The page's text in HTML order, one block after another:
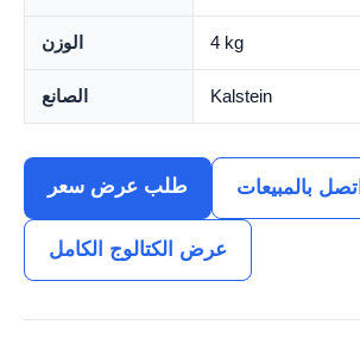
الوزن 4 kg
الصانع Kalstein
طلب عرض سعر اتصل بالمبيعات
عرض الكتالوج الكامل